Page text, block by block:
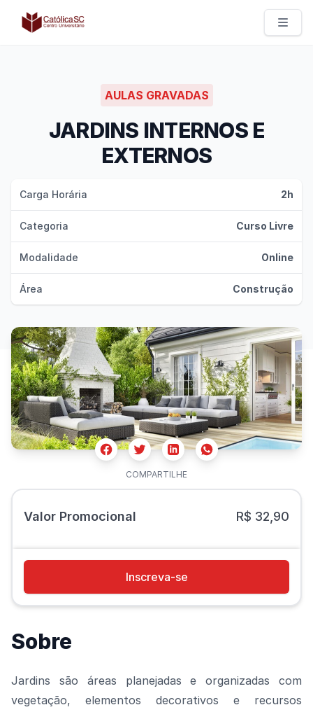
Católica SC | Experts
AULAS GRAVADAS
JARDINS INTERNOS E
EXTERNOS
Carga Horária 2h
Categoria Curso Livre
Modalidade Online
Área Construção
FacebookTwitterLinkedinWhatsapp
COMPARTILHE
Valor Promocional R$ 32,90
Inscreva-se
Sobre
Jardins são áreas planejadas e organizadas com
vegetação, elementos decorativos e recursos